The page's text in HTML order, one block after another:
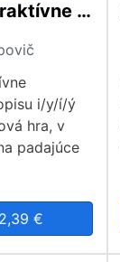
Slovopád – interaktívne precvičovanie pravopisu i/y/í/ý
i/y/í/ý
hra, v
padajúce
2,39 €